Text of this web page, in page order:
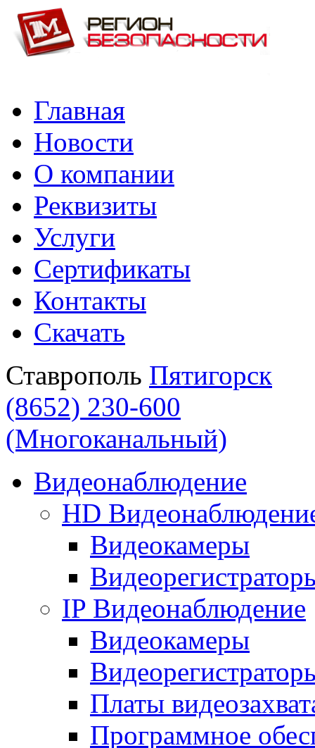
Главная
Новости
О компании
Реквизиты
Услуги
Сертификаты
Контакты
Скачать
Ставрополь Пятигорск
(8652) 230-600
(Многоканальный)
Видеонаблюдение
HD
Видеокамеры
IP Видеонаблюдение
Видеокамеры
Платы
Программное